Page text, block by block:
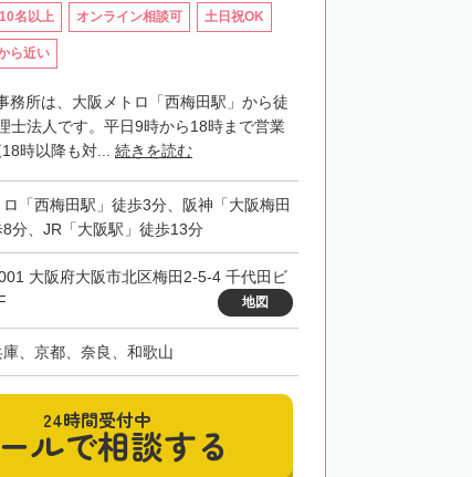
名以上 オンライン相談可 土日祝OK
ら近い
務所は、大阪メトロ「西梅田駅」から徒
士法人です。平日9時から18時まで営業
時以降も対... 続きを読む
「西梅田駅」徒歩3分、阪神「大阪梅田
分、JR「大阪駅」徒歩13分
大阪府大阪市北区梅田2-5-4 千代田ビ
地図
、京都、奈良、和歌山
24時間受付中
ルで相談する